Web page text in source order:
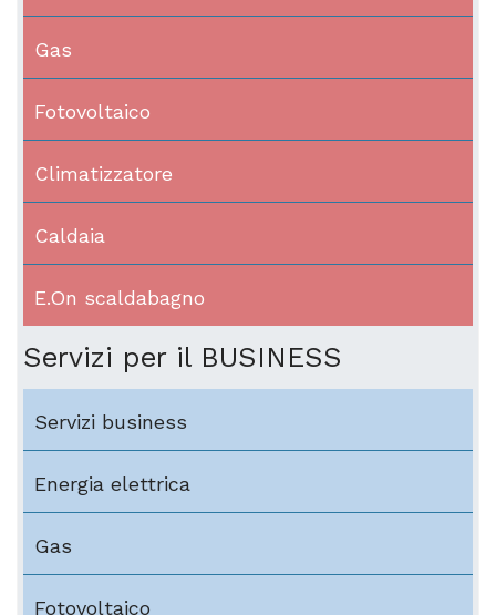
Gas
Fotovoltaico
Climatizzatore
Caldaia
E.On scaldabagno
Servizi per il BUSINESS
Servizi business
Energia elettrica
Gas
Fotovoltaico